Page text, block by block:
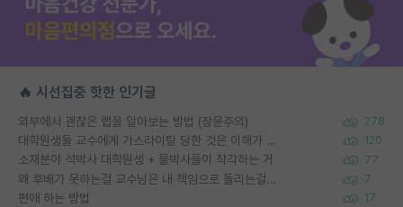
🔥 시선집중 핫한 인기글
외부에서 괜찮은 랩을 알아보는 방법 (장문주의) 278
대학원생들 교수에게 가스라이팅 당한 것은 이해가 갑니다. 안타깝네요. 120
소재분야 석박사 대학원생 + 물박사들이 착각하는 거 77
왜 후배가 못하는걸 교수님은 내 책임으로 돌리는걸까요? 7
편애 하는 방법 17